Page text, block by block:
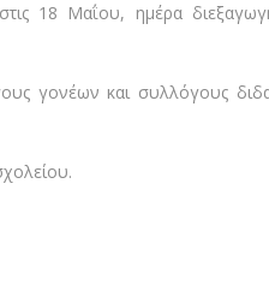
18 Μαΐου, ημέρα
γονέων και συλλόγους